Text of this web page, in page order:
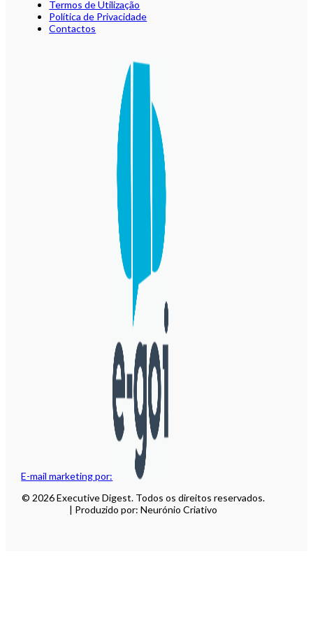
E-mail marketing por:
Termos de Utilização
Política de Privacidade
Contactos
© 2026 Executive Digest. Todos os direitos reservados.
| Produzido por: Neurónio Criativo